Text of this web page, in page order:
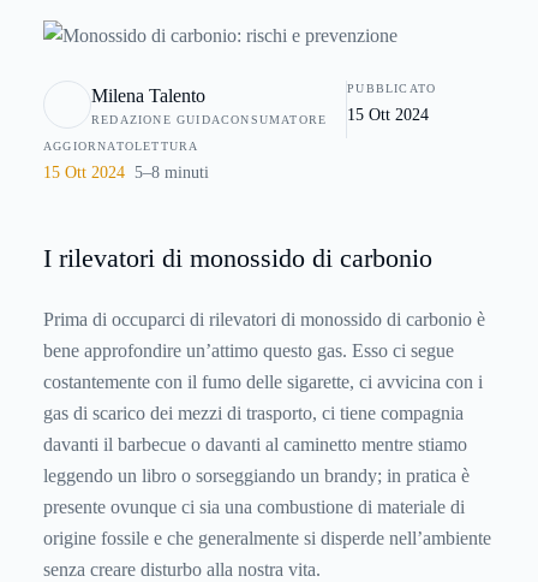
ambiente sano è diventato un diritto inderogabile e questo si
verso la qualità dell'acqua, verso un uso più responsabile
dell'energia e verso una miriade di altre cose più o meno
importanti.Eppure, nonostante questo impegno, non siamo
Milena Talento
REDAZIONE GUIDACONSUMATORE
PUBBLICATO
15 Ott 2024
AGGIORNATO
15 Ott 2024
LETTURA
5–8 minuti
I rilevatori di monossido di carbonio
Prima di occuparci di rilevatori di monossido di carbonio è
bene approfondire un’attimo questo gas. Esso ci segue
costantemente con il fumo delle sigarette, ci avvicina con i
gas di scarico dei mezzi di trasporto, ci tiene compagnia
davanti il barbecue o davanti al caminetto mentre stiamo
leggendo un libro o sorseggiando un brandy; in pratica è
presente ovunque ci sia una combustione di materiale di
origine fossile e che generalmente si disperde nell’ambiente
senza creare disturbo alla nostra vita.